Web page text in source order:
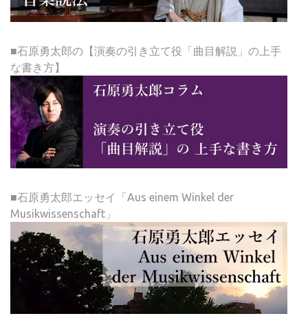
■石原勇太郎の【演奏の引き立て役「曲目解説」の上手
な書き方】
■石原勇太郎エッセイ「Aus einem Winkel der
Musikwissenschaft」